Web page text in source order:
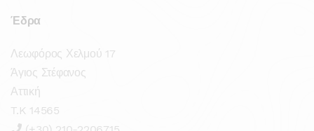
Έδρα
Λεωφόρος Χελμού 17
Άγιος Στέφανος
Αττική
T.K 14565